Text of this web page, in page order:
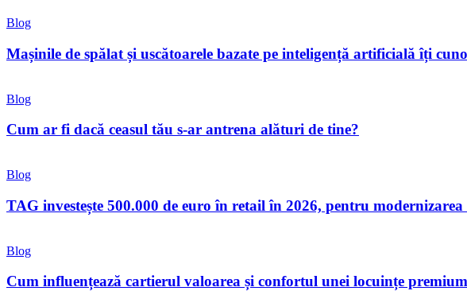
Blog
Mașinile de spălat și uscătoarele bazate pe inteligență artificială îți
Blog
Cum ar fi dacă ceasul tău s-ar antrena alături de tine?
Blog
TAG investește 500.000 de euro în retail în 2026, pentru
Blog
Cum influențează cartierul valoarea și confortul unei locuințe premium